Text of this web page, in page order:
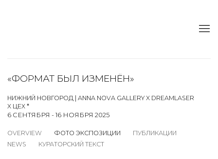
«ФОРМАТ БЫЛ ИЗМЕНЁН»
НИЖНИЙ НОВГОРОД | ANNA NOVA GALLERY X DREAMLASER
X ЦЕХ *
6 СЕНТЯБРЯ - 16 НОЯБРЯ 2025
OVERVIEW ФОТО ЭКСПОЗИЦИИ
ПУБЛИКАЦИИ
NEWS
КУРАТОРСКИЙ ТЕКСТ